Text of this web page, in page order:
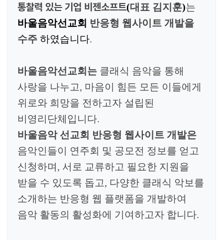
통찰력 있는 기업 비젠소프트(대표 김지훈)는
바울음악선교회 반응형 웹사이트 개발을
수주 하였습니다.
바울음악선교회는 클래식 음악을 통해
사랑을 나누고, 마음이 힘든 모든 이들에게
위로와 희망을 전하고자 설립된
비영리단체입니다.
바울음악 선교회 반응형 웹사이트 개발은
음악인들이 연주회 및 공모전 정보를 얻고
신청하며, 서로 교류하고 필요한 지원을
받을 수 있도록 돕고, 다양한 클래식 악보를
소개하는 반응형 웹 플랫폼을 개발하여
음악 활동의 활성화에 기여하고자 합니다.